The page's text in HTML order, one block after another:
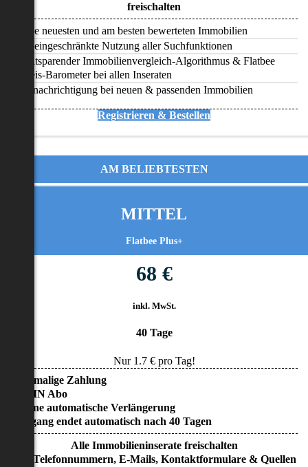
freischalten
Alle neuesten und am besten bewerteten Immobilien
Uneingeschränkte Nutzung aller Suchfunktionen
Zeitsparender Immobilienvergleich-Algorithmus & Flatbee
Preis-Barometer bei allen Inseraten
Benachrichtigung bei neuen & passenden Immobilien
Registrieren & Bestellen
AM BELIEBTESTEN
MITTEL
Flatbee Plus+
68 €
inkl. MwSt.
40 Tage
Nur 1.7€ pro Tag!
• Einmalige Zahlung
• KEIN Abo
• Keine automatische Verlängerung
• Zugang endet automatisch nach 40 Tagen
Alle Immobilieninserate freischalten
Alle Telefonnummern, E-Mails, Kontaktformulare & Quellen